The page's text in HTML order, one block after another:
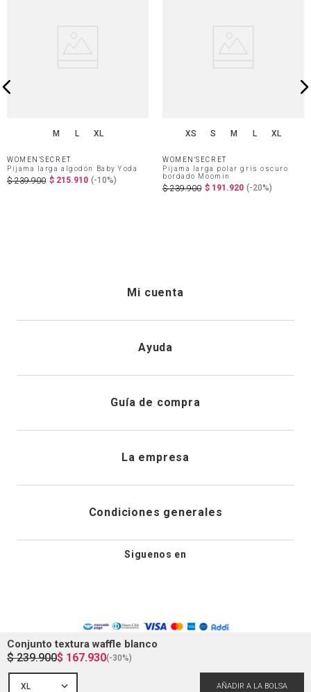
Conjunto textura waffle blanco
$ 239.900$ 167.930(-30%)
XL
M L XL
WOMEN'SECRET
Pijama larga algodón Baby Yoda
$ 239.900 $ 215.910 (-10%)
XS S M L XL
WOMEN'SECRET
Pijama larga polar gris oscuro
bordado Moomin
$ 239.900 $ 191 .920 (-20%)
Mi cuenta
Registrarme
Historial de pedidos
Ayuda
Envíanos un email
Cambios, devoluciones y desistimiento
Guía de compra
Cuidado de prendas
La empresa
Tiendas
Condiciones generales
Aviso legal
Política de privacidad
Siguenos en